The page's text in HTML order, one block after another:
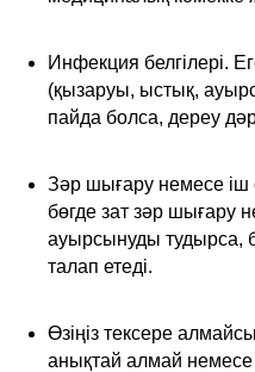
Инфекция белгілері.
(қызаруы, ыстық,
пайда болса, дереу
Зәр шығару немесе іш
бөгде зат зәр шығару
ауырсынуды тудырса,
талап етеді.
Өзіңіз тексере
анықтай алмай немесе